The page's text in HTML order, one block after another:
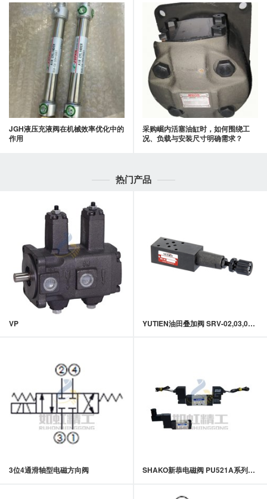
JGH液压充液阀在机械效率优化中的
作用
采购崛内活塞油缸时，如何围绕工
况、负载与安装尺寸明确需求？
热门产品
VP YUTIEN油田叠加阀 SRV-02,03,04,06系列叠加式溢流阀
3位4通滑轴型电磁方向阀 SHAKO新恭电磁阀 PU521A系列M5五口二位15mm引导式电磁阀